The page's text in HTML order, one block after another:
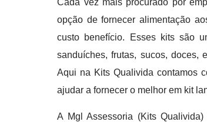
Cada vez mais procurado por
opção de fornecer alimentação
custo benefício. Esses kits são
sanduíches, frutas, sucos, doces,
Aqui na Kits Qualivida contamos
ajudar a fornecer o melhor em kit
A Mgl Assessoria (Kits